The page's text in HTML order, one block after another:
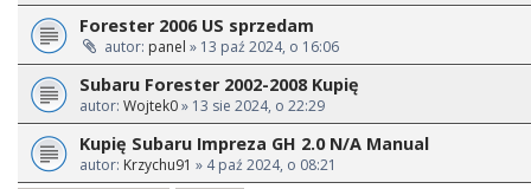
Forester 2006 US sprzedam
autor: panel » 13 paź 2024, o 16:06
Subaru Forester 2002-2008 Kupię
autor: Wojtek0» 13 sie 2024, o 22:29
Kupię Subaru Impreza GH 2.0 N/A Manual
autor: Krzychu91 » 4 paź 2024, o 08:21